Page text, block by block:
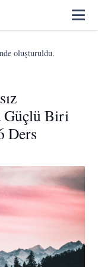
oluşturuldu.
Güçlü Biri
Ders